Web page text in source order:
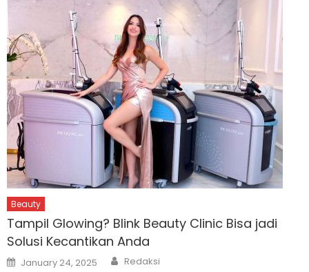
Beauty
Tampil Glowing? Blink Beauty Clinic Bisa jadi
Solusi Kecantikan Anda
Posted
on
January 24, 2025 Author
Redaksi